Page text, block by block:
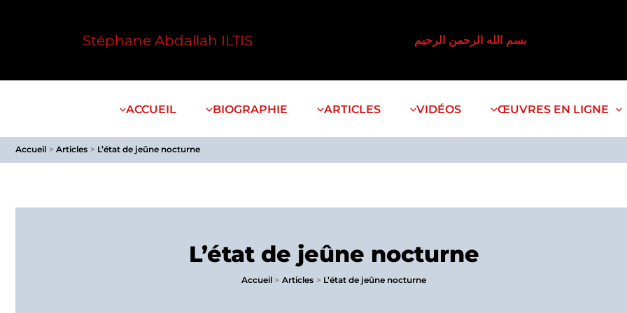
Stéphane Abdallah ILTIS بسم الله الرحمن الرحيم
ACCUEIL BIOGRAPHIE ARTICLES VIDÉOS ŒUVRES EN LIGNE
Accueil Articles L’état de jeûne nocturne
L’état de jeûne nocturne
Accueil Articles L’état de jeûne nocturne